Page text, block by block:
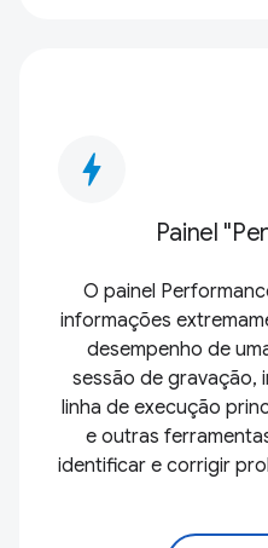
bolt
Painel
O painel
informações
desempenho de
sessão de gravação,
linha de execução
e outras
identificar e corrigir